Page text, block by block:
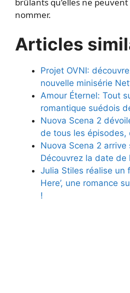
nommer.
Articles
Projet OVNI:
nouvelle minisérie
Amour Éternel: Tout
romantique suédois
Nuova Scena 2
de tous les épisodes,
Nuova Scena 2 arrive
Découvrez la date de
Julia Stiles réalise un
Here’, une romance
!